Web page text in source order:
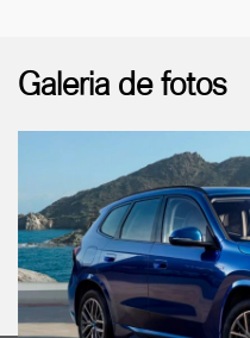
Galeria de fotos